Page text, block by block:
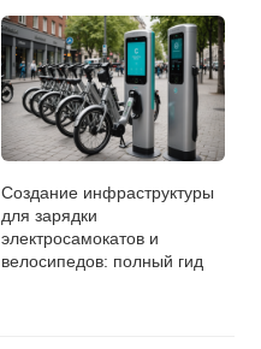
Создание инфраструктуры
для зарядки
электросамокатов и
велосипедов: полный гид